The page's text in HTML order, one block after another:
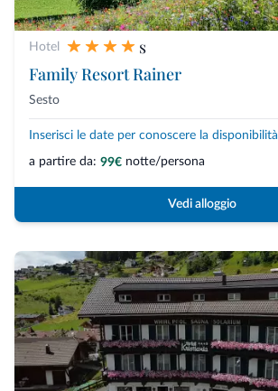
Hotel
s
Family Resort Rainer
Sesto
Inserisci le date per conoscere la disponibilità
a partire da: 99€ notte/persona
Vedi alloggio